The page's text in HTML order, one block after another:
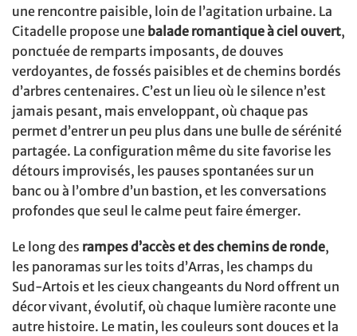
une rencontre paisible, loin de l’agitation urbaine. La
Citadelle propose une balade romantique à ciel ouvert,
ponctuée de remparts imposants, de douves
verdoyantes, de fossés paisibles et de chemins bordés
d’arbres centenaires. C’est un lieu où le silence n’est
jamais pesant, mais enveloppant, où chaque pas
permet d’entrer un peu plus dans une bulle de sérénité
partagée. La configuration même du site favorise les
détours improvisés, les pauses spontanées sur un
banc ou à l’ombre d’un bastion, et les conversations
profondes que seul le calme peut faire émerger.
Le long des rampes d’accès et des chemins de ronde,
les panoramas sur les toits d’Arras, les champs du
Sud-Artois et les cieux changeants du Nord offrent un
décor vivant, évolutif, où chaque lumière raconte une
autre histoire. Le matin, les couleurs sont douces et la